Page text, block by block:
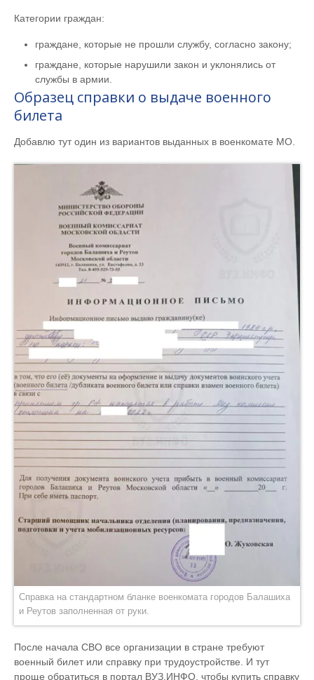
Категории граждан:
граждане, которые не прошли службу, согласно закону;
граждане, которые нарушили закон и уклонялись от
службы в армии.
Образец справки о выдаче военного
билета
Добавлю тут один из вариантов выданных в военкомате МО.
Справка на стандартном бланке военкомата городов Балашиха
и Реутов заполненная от руки.
После начала СВО все организации в стране требуют
военный билет или справку при трудоустройстве. И тут
проще обратиться в портал ВУЗ.ИНФО, чтобы купить справку